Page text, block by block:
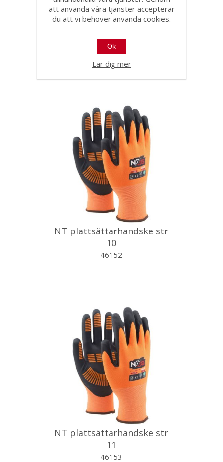
46151
NT plattsättarhandske str
10
46152
NT plattsättarhandske str
11
46153
att använda våra tjänster accepterar
du att vi behöver använda cookies.
Ok
Lär dig mer